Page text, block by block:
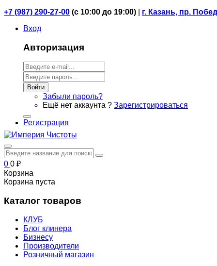
+7 (987) 290-27-00 (с 10:00 до 19:00)
г. Казань, пр.
Вход
Авторизация
Войти
Забыли пароль?
Ещё нет аккаунта ? Зарегистрироваться
Регистрация
0 0 ₽
Корзина
Корзина пуста
Каталог товаров
КЛУБ
Блог клинера
Бизнесу
Производители
Розничный магазин